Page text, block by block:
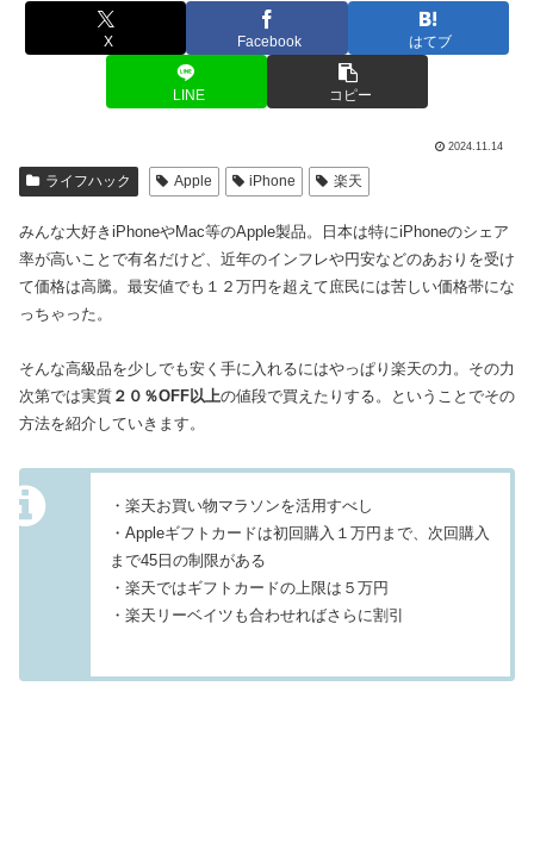
X Facebook はてブ
LINE コピー
2024.11.14
ライフハック Apple iPhone 楽天
みんな大好きiPhoneやMac等のApple製品。日本は特にiPhoneのシェア
率が高いことで有名だけど、近年のインフレや円安などのあおりを受け
て価格は高騰。最安値でも１２万円を超えて庶民には苦しい価格帯にな
っちゃった。
そんな高級品を少しでも安く手に入れるにはやっぱり楽天の力。その力
次第では実質 ２０％OFF以上の値段で買えたりする。ということでその
方法を紹介していきます。
・楽天お買い物マラソンを活用すべし
・Appleギフトカードは初回購入１万円まで、次回購入
まで45日の制限がある
・楽天ではギフトカードの上限は５万円
・楽天リーベイツも合わせればさらに割引